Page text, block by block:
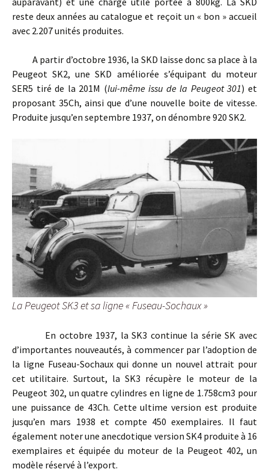
reste deux années au catalogue et reçoit un « bon » accueil
avec 2.207 unités produites.
A partir d’octobre 1936, la SKD laisse donc sa place à la
Peugeot SK2, une SKD améliorée s’équipant du moteur
SER5 tiré de la 201M (lui-même issu de la Peugeot 301) et
proposant 35Ch, ainsi que d’une nouvelle boite de vitesse.
Produite jusqu’en septembre 1937, on dénombre 920 SK2.
La Peugeot SK3 et sa ligne « Fuseau-Sochaux »
En octobre 1937, la SK3 continue la série SK avec
d’importantes nouveautés, à commencer par l’adoption de
la ligne Fuseau-Sochaux qui donne un nouvel attrait pour
cet utilitaire. Surtout, la SK3 récupère le moteur de la
Peugeot 302, un quatre cylindres en ligne de 1.758cm3 pour
une puissance de 43Ch. Cette ultime version est produite
jusqu’en mars 1938 et compte 450 exemplaires. Il faut
également noter une anecdotique version SK4 produite à 16
exemplaires et équipée du moteur de la Peugeot 402, un
modèle réservé à l’export.